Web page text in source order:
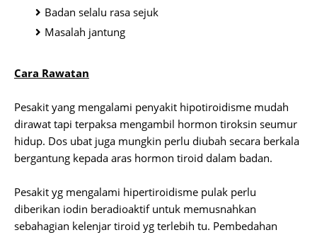
Badan selalu rasa sejuk
Masalah jantung
Cara Rawatan
Pesakit yang mengalami penyakit hipotiroidisme mudah
dirawat tapi terpaksa mengambil hormon tiroksin seumur
hidup. Dos ubat juga mungkin perlu diubah secara berkala
bergantung kepada aras hormon tiroid dalam badan.
Pesakit yg mengalami hipertiroidisme pulak perlu
diberikan iodin beradioaktif untuk memusnahkan
sebahagian kelenjar tiroid yg terlebih tu. Pembedahan